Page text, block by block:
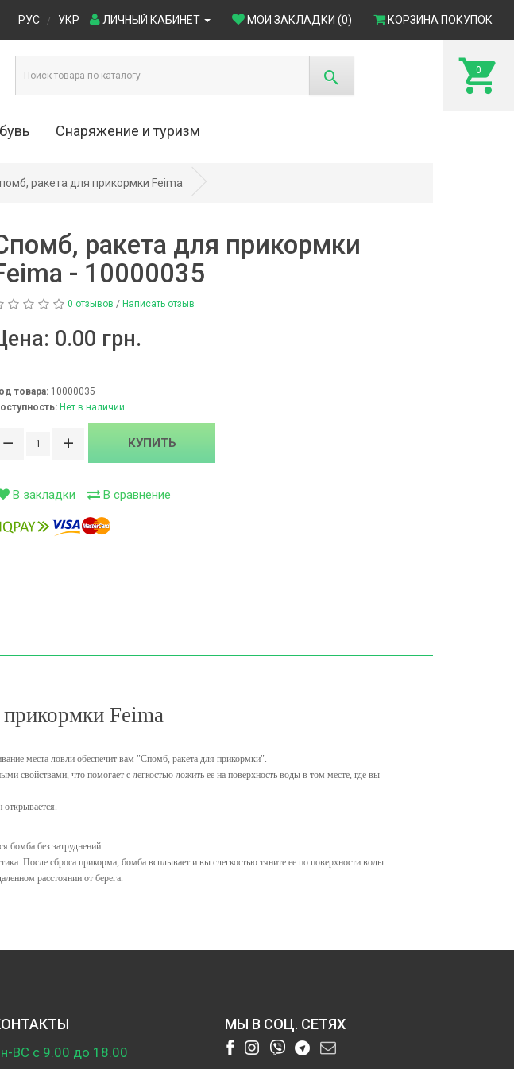
ЛИЧНЫЙ КАБИНЕТ МОИ ЗАКЛАДКИ (0) КОРЗИНА ПОКУПОК
РУС / УКР
охоты (29)
Снаряжение и туризм
Кресла и стулья (4)
Палатки (27)
Рюкзаки (7)
0
ракета для прикормки Feima
ракета для прикормки
- 10000035
0 отзывов / Написать отзыв
0.00 грн.
товара: 10000035
Нет в наличии
КУПИТЬ
В закладки В сравнение
Feima
места ловли обеспечит вам "Спомб, ракета для прикормки".
свойствами, что помогает с легкостью ложить ее на поверхность воды в том месте, где вы
бомба без затруднений.
После сброса прикорма, бомба всплывает и вы слегкостью тяните ее по поверхности воды.
расстоянии от берега.
ВС с 9.00 до 18.00
МЫ В СОЦ. СЕТЯХ